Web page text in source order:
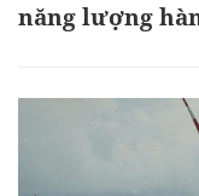
năng lượng